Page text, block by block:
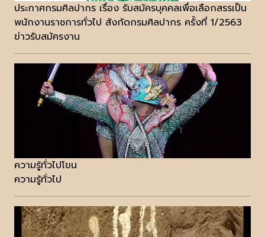
ประกาศกรมศิลปากร เรื่อง รับสมัครบุคคลเพื่อเลือกสรรเป็น
พนักงานราชการทั่วไป สังกัดกรมศิลปากร ครั้งที่ 1/2563
ข่าวรับสมัครงาน
ความรู้ทั่วไปโขน
ความรู้ทั่วไป